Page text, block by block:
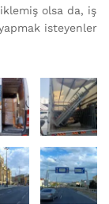
olsa da, iş
isteyenler